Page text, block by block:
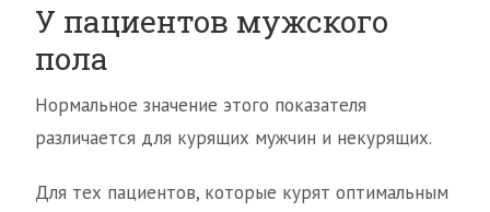
У пациентов мужского
пола
Нормальное значение этого показателя
различается для курящих мужчин и некурящих.
Для тех пациентов, которые курят оптимальным